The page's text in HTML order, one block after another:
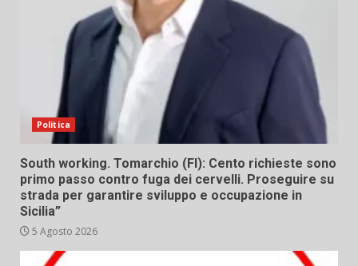
Politica
South working. Tomarchio (FI): Cento richieste sono
primo passo contro fuga dei cervelli. Proseguire su
strada per garantire sviluppo e occupazione in
Sicilia”
5 Agosto 2026